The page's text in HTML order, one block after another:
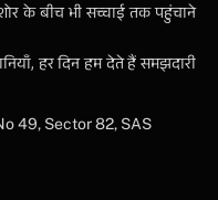
के बीच भी सच्चाई तक पहुंचाने
हर दिन हम देते हैं समझदारी
49, Sector 82, SAS